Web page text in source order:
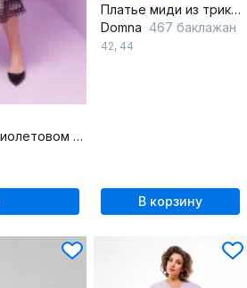
Платье из текстиля в фиолетовом и черном цвете
Платье миди из трикотажа с подчеркивающим поясом
Domna 467 баклажан
42, 44
В корзину